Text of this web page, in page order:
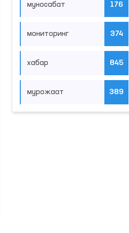
муносабат 176
мониторинг 374
хабар 845
мурожаат 389